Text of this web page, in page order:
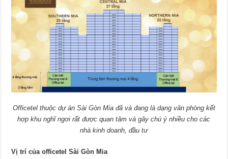
Officetel thuộc dự án Sài Gòn Mia đã và đang là dạng văn phòng kết
hợp khu nghĩ ngơi rất được quan tâm và gây chú ý nhiều cho các
nhà kinh doanh, đầu tư
Vị trí của officetel Sài Gòn Mia